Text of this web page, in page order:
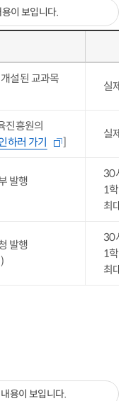
이 보입니다.
설된 교과목
실제
진흥원의
하러 가기 ]
실제
발행
30시
1학점
최대 2
발행
30시
1학점
최대 2
용이 보입니다.